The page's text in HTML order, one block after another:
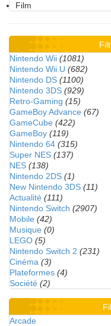
Film
Nintendo Wii (1081)
Nintendo Wii U (682)
Nintendo DS (1100)
Nintendo 3DS (929)
Retro-Gaming (15)
GameBoy Advance (67)
GameCube (422)
GameBoy (119)
Nintendo 64 (315)
Super NES (137)
NES (138)
Nintendo 2DS (1)
New Nintendo 3DS (11)
Actualité (111)
Nintendo Switch (2907)
Mobile (42)
Musique (0)
LEGO (5)
Nintendo Switch 2 (231)
Cinéma (3)
Plateformes (4)
Société (2)
Arcade